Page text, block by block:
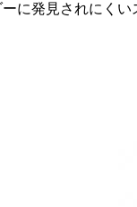
に発見されにく